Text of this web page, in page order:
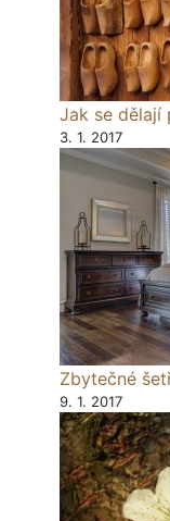
Jak se dělají
3. 1. 2017
Zbytečné
9. 1. 2017